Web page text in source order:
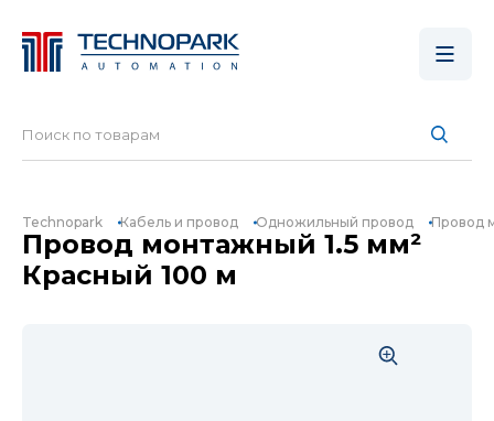
Technopark Кабель и провод Одножильный провод Провод
Провод монтажный 1.5 мм²
Красный 100 м